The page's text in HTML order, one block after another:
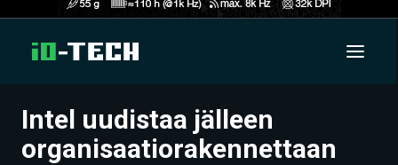
UUTISET
Intel uudistaa jälleen
organisaatiorakennettaan